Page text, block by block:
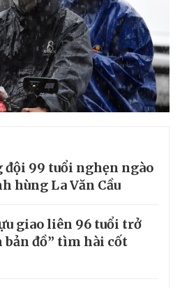
đội 99 tuổi nghẹn ngào
hùng La Văn Cầu
giao liên 96 tuổi trở
bản đồ” tìm hài cốt